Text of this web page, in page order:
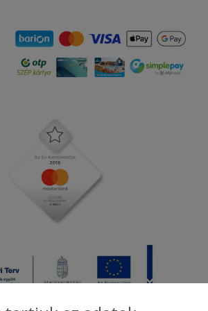
a rendelésem,
finom volt! A futár kedves
volt a teteje! Élvezhetetlen
volt, de a prémium
egy darab zöldség sem
sós volt a pizza.